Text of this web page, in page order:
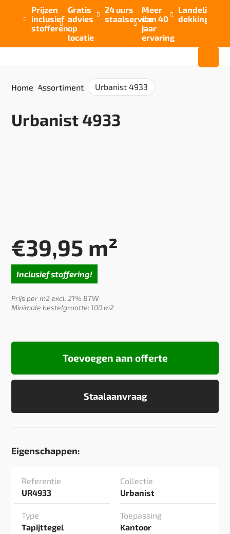

Prijzen
inclusief
stofferen

Gratis
advies
op
locatie

24 uurs
staalservice

Meer
dan 40
jaar
ervaring

Landelijke
dekking
Home Assortiment Urbanist 4933
Urbanist 4933
€39,95 m²
Inclusief stoffering!
Prijs per m2 excl. 21% BTW
Minimale bestelgrootte: 100 m2
Staalaanvraag
Toevoegen aan offerte
Eigenschappen:
Referentie
UR4933
Collectie
Urbanist
Type
Tapijttegel
Toepassing
Kantoor